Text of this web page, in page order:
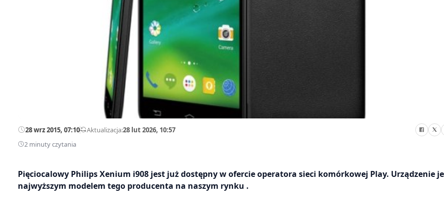
28 wrz 2015, 07:10—Aktualizacja:28 lut 2026, 10:57
2 minuty czytania
Pięciocalowy Philips Xenium i908 jest już dostępny w ofercie operatora sieci komórkowej Play. Urządzenie
najwyższym modelem tego producenta na naszym rynku .